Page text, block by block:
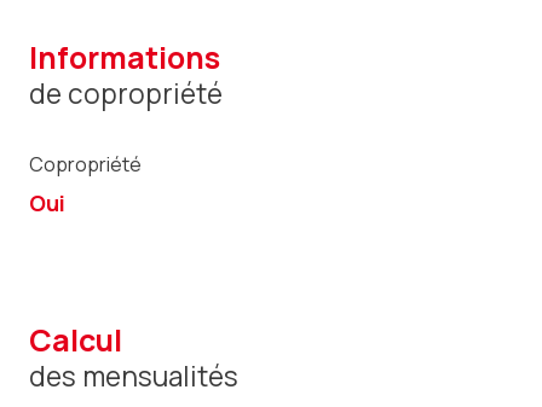
informations
de copropriété
Copropriété
Oui
calcul
des mensualités